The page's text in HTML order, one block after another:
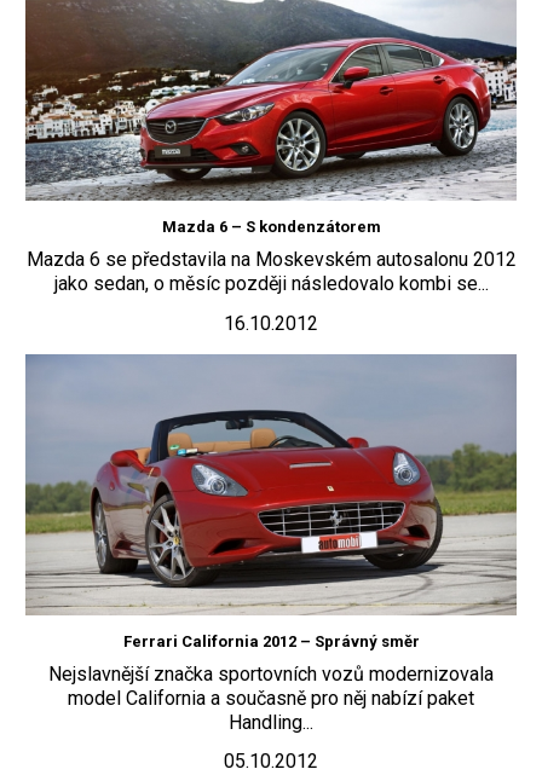
Mazda 6 – S kondenzátorem
Mazda 6 se představila na Moskevském autosalonu 2012
jako sedan, o měsíc později následovalo kombi se...
16.10.2012
Ferrari California 2012 – Správný směr
Nejslavnější značka sportovních vozů modernizovala
model California a současně pro něj nabízí paket
Handling...
05.10.2012